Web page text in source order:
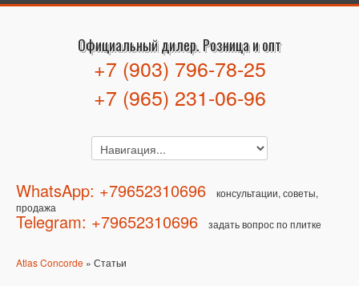
Официальный дилер. Розница и опт
+7 (903) 796-78-25
+7 (965) 231-06-96
WhatsApp: +79652310696
консультации, советы,
продажа
Telegram: +79652310696 задать вопрос по плитке
Atlas Concorde » Статьи